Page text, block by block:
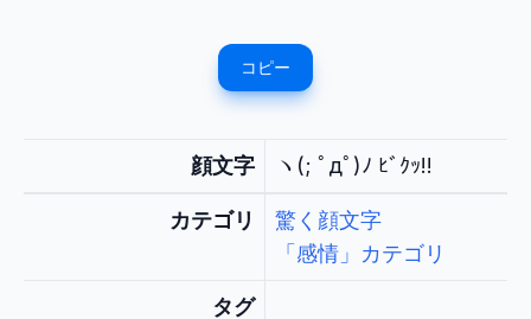
コピー
顔文字 ヽ(; ﾟдﾟ)ﾉ ﾋﾞｸｯ!!
カテゴリ
驚く顔文字
「感情」カテゴリ
タグ